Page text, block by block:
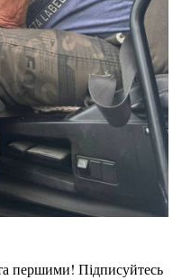
першими! Підписуйтесь